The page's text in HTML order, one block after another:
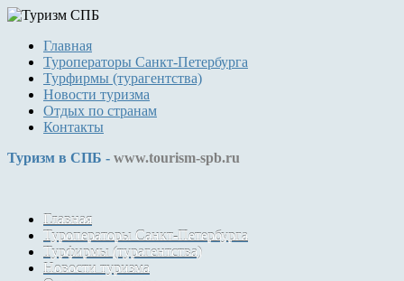
Главная
Туроператоры Санкт-Петербурга
Турфирмы (турагентства)
Новости туризма
Отдых по странам
Контакты
Туризм в СПБ - www.tourism-spb.ru
Главная
Туроператоры Санкт-Петербурга
Турфирмы (турагентства)
Новости туризма